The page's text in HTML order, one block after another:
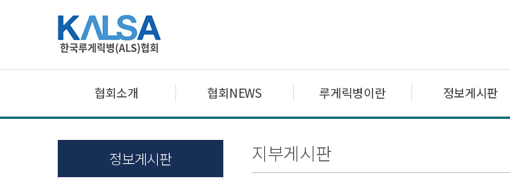
협회소개 협회NEWS 루게릭병이란 정보게시판
정보게시판 지부게시판